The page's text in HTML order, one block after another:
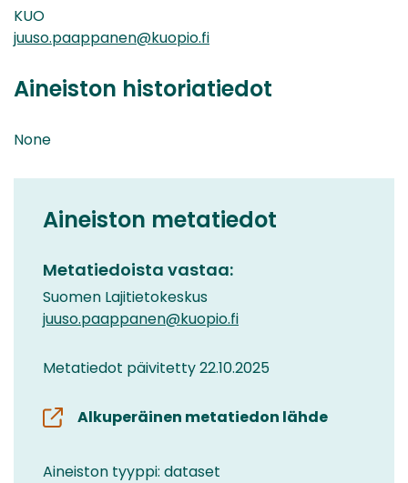
KUO
juuso.paappanen@kuopio.fi
Aineiston historiatiedot
None
Aineiston metatiedot
Metatiedoista vastaa:
Suomen Lajitietokeskus
juuso.paappanen@kuopio.fi
Metatiedot päivitetty 22.10.2025
Alkuperäinen metatiedon lähde
Aineiston tyyppi: dataset